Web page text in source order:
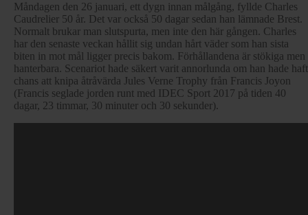
Måndagen den 26 januari, ett dygn innan målgång, fyllde Charles
Caudrelier 50 år. Det var också 50 dagar sedan han lämnade Brest.
Normalt brukar man slutspurta, men inte den här gången. Charles
har den senaste veckan hållit sig undan hårt väder som han sista
biten in mot mål ligger precis bakom. Förhållandena är stökiga men
hanterbara. Scenariot hade säkert varit annorlunda om han hade haft
chans att knipa åtråvärda Jules Verne Trophy från Francis Joyon
(Francis seglade jorden runt med IDEC Sport 2017 på tiden 40
dagar, 23 timmar, 30 minuter och 30 sekunder).